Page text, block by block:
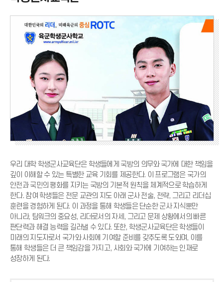
우리 대학 학생군사교육단은 학생들에게 국방의 의무와 국가에 대한 책임을
깊이 이해할 수 있는 특별한 교육 기회를 제공한다. 이 프로그램은 국가의
안전과 국민의 평화를 지키는 국방의 기본적 원칙을 체계적으로 학습하게
한다. 참여 학생들은 전문 교관의 지도 아래 군사 전술, 전략, 그리고 리더십
훈련을 경험하게 된다. 이 과정을 통해 학생들은 단순한 군사 지식뿐만
아니라, 팀워크의 중요성, 리더로서의 자세, 그리고 문제 상황에서의 빠른
판단력과 해결 능력을 길러낼 수 있다. 또한, 학생군사교육단은 학생들이
미래의 지도자로서 국가와 사회에 기여할 준비를 갖추도록 도와며, 이를
통해 학생들은 더 큰 책임감을 가지고, 사회와 국가에 기여하는 인재로
성장하게 된다.